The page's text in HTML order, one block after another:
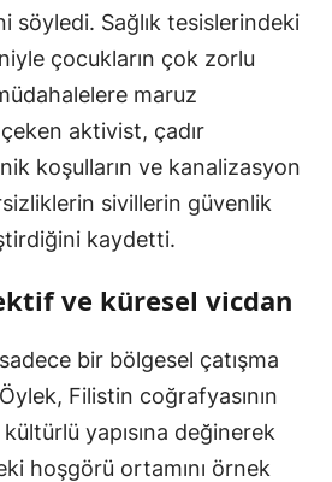
söyledi. Sağlık tesislerindeki
çocukların çok zorlu
maruz
çeken aktivist, çadır
koşulların ve kanalizasyon
sivillerin güvenlik
kaydetti.
ve küresel vicdan
bir bölgesel çatışma
Filistin coğrafyasının
yapısına değinerek
hoşgörü ortamını örnek